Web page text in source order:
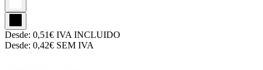
Desde: 0,51€ IVA INCLUIDO
Desde: 0,42€ SEM IVA